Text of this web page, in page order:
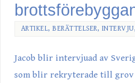
ARTIKEL,BERÄTTELSER, INTERVJU,
Jacob blir intervjuad av
som blir rekryterade till